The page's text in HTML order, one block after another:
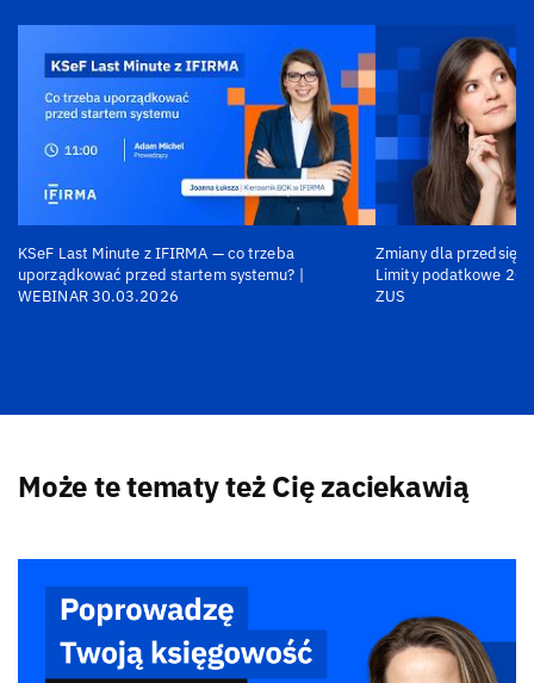
KSeF Last Minute z IFIRMA — co trzeba
uporządkować przed startem systemu? |
WEBINAR 30.03.2026
Zmiany dla
Limity podatkowe
ZUS
Może te tematy też Cię zaciekawią